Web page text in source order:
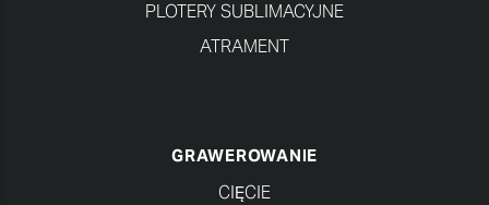
PLOTERY SUBLIMACYJNE
ATRAMENT
GRAWEROWANIE
CIĘCIE